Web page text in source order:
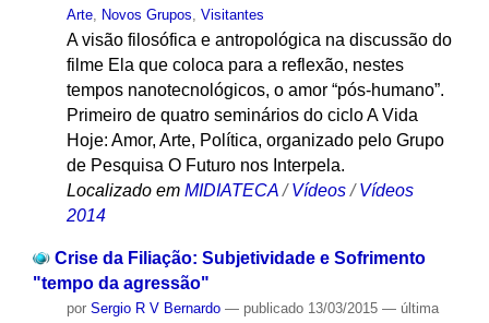
Arte, Novos Grupos, Visitantes
A visão filosófica e antropológica na discussão do
filme Ela que coloca para a reflexão, nestes
tempos nanotecnológicos, o amor “pós-humano”.
Primeiro de quatro seminários do ciclo A Vida
Hoje: Amor, Arte, Política, organizado pelo Grupo
de Pesquisa O Futuro nos Interpela.
Localizado em MIDIATECA /Vídeos /Vídeos
2014
Crise da Filiação: Subjetividade e Sofrimento
"tempo da agressão"
por Sergio R V Bernardo — publicado13/03/2015 — última